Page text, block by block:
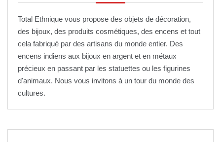
Total Ethnique vous propose des objets de décoration,
des bijoux, des produits cosmétiques, des encens et tout
cela fabriqué par des artisans du monde entier. Des
encens indiens aux bijoux en argent et en métaux
précieux en passant par les statuettes ou les figurines
d'animaux. Nous vous invitons à un tour du monde des
cultures.